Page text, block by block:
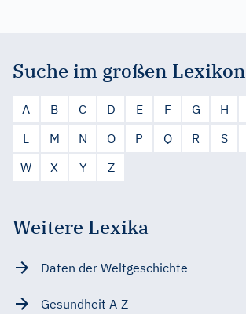
Suche im großen Lexikon
A B C D E F G H
L
M N O P Q R S
W
X Y Z
Weitere Lexika
Daten der Weltgeschichte
Gesundheit A-Z